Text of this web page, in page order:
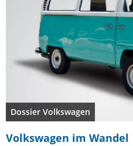
Dossier Volkswagen
Volkswagen im Wandel